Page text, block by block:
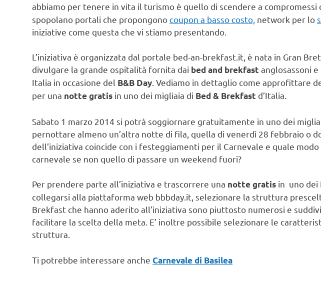
abbiamo per tenere in vita il turismo è quello di scendere a compromessi
spopolano portali che propongonocoupon a basso costo, network per lo
iniziative come questa che vi stiamo presentando.
L’iniziativa è organizzata dal portale bed-an-brekfast.it, è nata in Gran
divulgare la grande ospitalità fornita dai bed and brekfast anglosassoni
Italia in occasione del B&B Day. Vediamo in dettaglio come approfittare
per una notte gratis in uno dei migliaia di Bed & Brekfast d’Italia.
Sabato 1 marzo 2014 si potrà soggiornare gratuitamente in uno dei
pernottare almeno un’altra notte di fila, quella di venerdì 28 febbraio o
dell’iniziativa coincide con i festeggiamenti per il Carnevale e quale
carnevale se non quello di passare un weekend fuori?
Per prendere parte all’iniziativa e trascorrere una notte gratis in uno dei
collegarsi alla piattaforma web bbbday.it, selezionare la struttura
Brekfast che hanno aderito all’iniziativa sono piuttosto numerosi e
facilitare la scelta della meta. E’ inoltre possibile selezionare le
struttura.
Ti potrebbe interessare anche Carnevale di Basilea